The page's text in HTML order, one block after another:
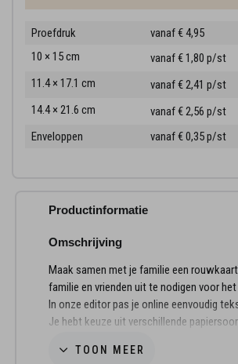
Proefdruk
vanaf € 4,95
10 × 15 cm
vanaf € 1,80 p/st
11.4 × 17.1 cm
vanaf € 2,41 p/st
14.4 × 21.6 cm
vanaf € 2,56 p/st
Enveloppen
vanaf € 0,35p/st
Productinformatie
Omschrijving
Maak samen met je familie een
familie en vrienden uit te nodigen voor
In onze editor pas je online eenvoudig
Je hebt keuze uit verschillende
TOON MEER